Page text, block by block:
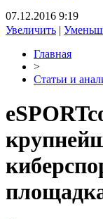
07.12.2016 9:19
Увеличить |
Главная
>
Статьи и